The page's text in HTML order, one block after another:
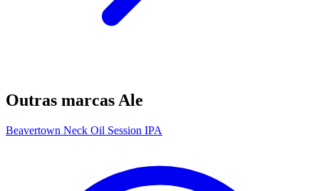
Outras marcas Ale
Beavertown Neck Oil Session IPA